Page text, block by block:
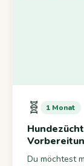
🧬 1 Monat
Du möchtest